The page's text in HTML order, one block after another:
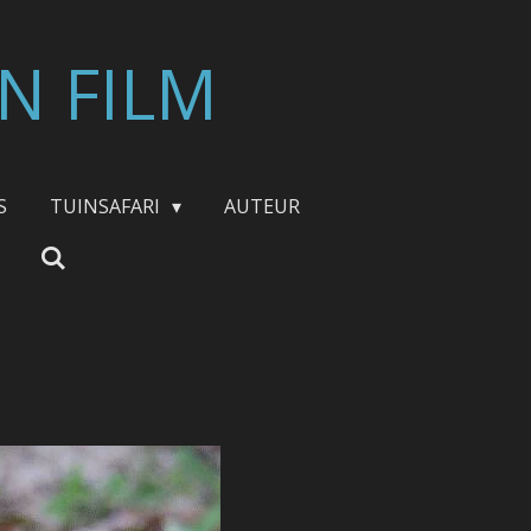
FILM
TUINSAFARI AUTEUR